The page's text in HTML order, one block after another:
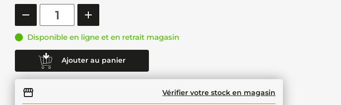
Disponible en ligne et en retrait magasin
Ajouter au panier
Vérifier votre stock en magasin